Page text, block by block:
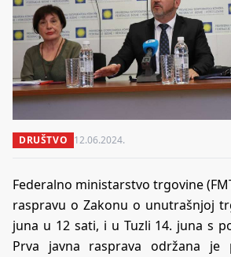
DRUŠTVO 12.06.2024.
Federalno ministarstvo trgovine
raspravu o Zakonu o unutrašnjoj
juna u 12 sati, i u Tuzli 14. juna s
Prva javna rasprava održana je